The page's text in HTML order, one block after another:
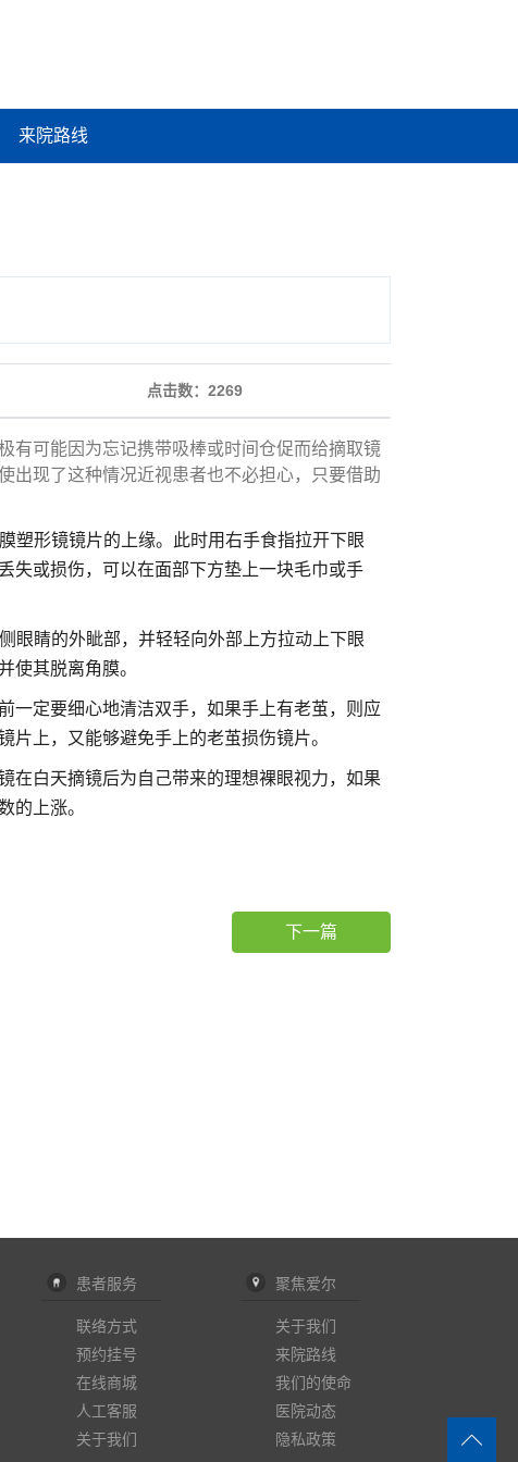
来院路线
点击数： 2269
可能因为忘记携带吸棒或时间仓促而给摘取镜
出现了这种情况近视患者也不必担心，只要借助
塑形镜镜片的上缘。此时用右手食指拉开下眼
失或损伤，可以在面部下方垫上一块毛巾或手
眼睛的外眦部，并轻轻向外部上方拉动上下眼
使其脱离角膜。
定要细心地清洁双手，如果手上有老茧，则应
上，又能够避免手上的老茧损伤镜片。
白天摘镜后为自己带来的理想裸眼视力，如果
的上涨。
下一篇
患者服务
联络方式
预约挂号
在线商城
人工客服
关于我们
聚焦爱尔
关于我们
来院路线
我们的使命
医院动态
隐私政策